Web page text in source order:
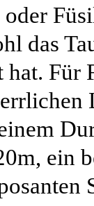
das
Für
ein